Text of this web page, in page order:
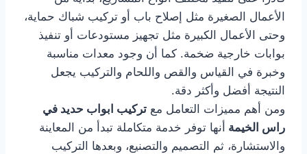
الأعمال الصغيرة مثل إصلاح باب أو تركيب شباك حماية،
وحتى الأعمال الكبيرة مثل تجهيز مستودعات أو تنفيذ
بوابات خارجية ضخمة. كما أن وجود معدات مناسبة
وخبرة في القياس والقص واللحام والتركيب يجعل
النتيجة أفضل وأكثر دقة.
ومن أهم مميزات التعامل مع تركيب ابواب حديد في
راس الخيمة أنها توفر خدمة متكاملة تبدأ من المعاينة
والاستشارة، ثم التصميم والتصنيع، وبعدها التركيب